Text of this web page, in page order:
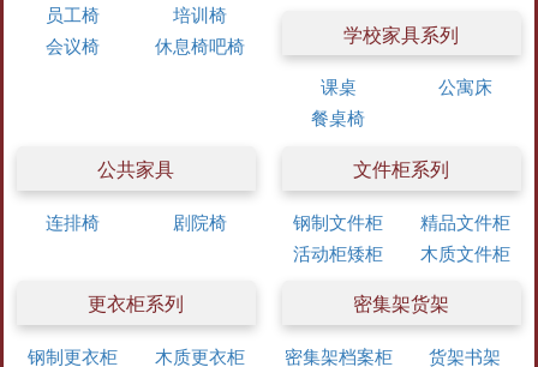
员工椅
培训椅
会议椅
休息椅吧椅 学校家具系列
课桌
公寓床
餐桌椅
公共家具
连排椅 剧院椅
文件柜系列
钢制文件柜
精品文件柜
活动柜矮柜
木质文件柜
更衣柜系列
钢制更衣柜 木质更衣柜
密集架货架
密集架档案柜 货架书架